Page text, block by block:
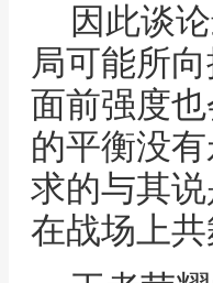
因此谈
局可能所
面前强度
的平衡没
求的与其
在战场上